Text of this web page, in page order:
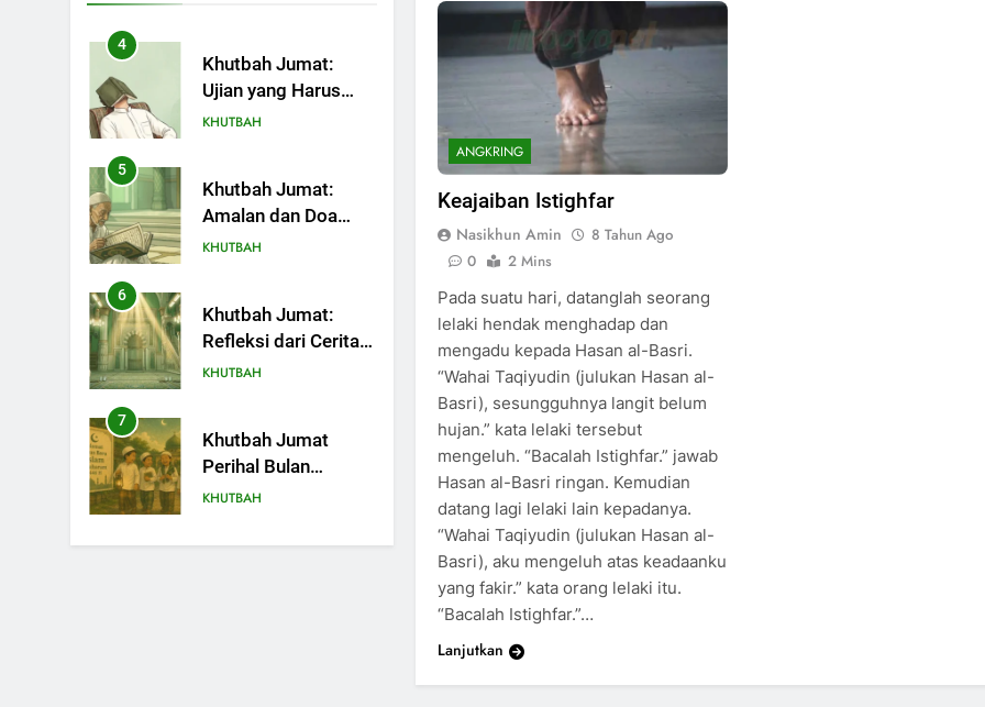
4
Khutbah Jumat:
Ujian yang Harus
Kita Syukuri
KHUTBAH
5
Khutbah Jumat:
Amalan dan Doa
Orang Tua agar
Dunia Akhirat
KHUTBAH
6
Khutbah Jumat:
Refleksi dari Cerita
Mimbar Rasulullah
KHUTBAH
7
Khutbah Jumat
Perihal Bulan
Muharam
KHUTBAH
8
ANGKRING
Keajaiban Istighfar
Nasikhun Amin
8 Tahun Ago
0
2 Mins
Pada suatu hari, datanglah seorang
lelaki hendak menghadap dan
mengadu kepada Hasan al-Basri.
“Wahai Taqiyudin (julukan Hasan al-
Basri), sesungguhnya langit belum
hujan.” kata lelaki tersebut
mengeluh. “Bacalah Istighfar.” jawab
Hasan al-Basri ringan. Kemudian
datang lagi lelaki lain kepadanya.
“Wahai Taqiyudin (julukan Hasan al-
Basri), aku mengeluh atas keadaanku
yang fakir.” kata orang lelaki itu.
“Bacalah Istighfar.”…
Lanjutkan